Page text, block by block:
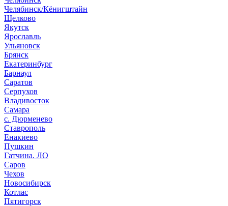
Челябинск/Кёнигштайн
Щелково
Якутск
Ярославль
Ульяновск
Брянск
Екатеринбург
Барнаул
Саратов
Серпухов
Владивосток
Самара
с. Дюрменево
Ставрополь
Енакиево
Пушкин
Гатчина. ЛО
Саров
Чехов
Новосибирск
Котлас
Пятигорск